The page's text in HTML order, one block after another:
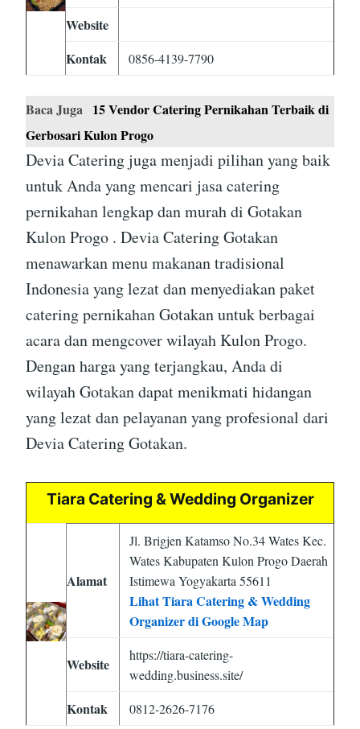
Website
Kontak
0856-4139-7790
Baca Juga 15 Vendor Catering Pernikahan Terbaik di
Gerbosari Kulon Progo
Devia Catering juga menjadi pilihan yang baik
untuk Anda yang mencari jasa catering
pernikahan lengkap dan murah di Gotakan
Kulon Progo . Devia Catering Gotakan
menawarkan menu makanan tradisional
Indonesia yang lezat dan menyediakan paket
catering pernikahan Gotakan untuk berbagai
acara dan mengcover wilayah Kulon Progo.
Dengan harga yang terjangkau, Anda di
wilayah Gotakan dapat menikmati hidangan
yang lezat dan pelayanan yang profesional dari
Devia Catering Gotakan.
Tiara Catering & Wedding Organizer
Alamat
Jl. Brigjen Katamso No.34 Wates Kec.
Wates Kabupaten Kulon Progo Daerah
Istimewa Yogyakarta 55611
Lihat Tiara Catering & Wedding
Organizer di Google Map
Website
https://tiara-catering-
wedding.business.site/
Kontak 0812-2626-7176